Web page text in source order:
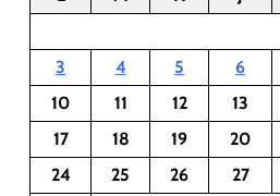
3
4 5 6
10
11 12 13
17
18 19 20
24
25 26 27